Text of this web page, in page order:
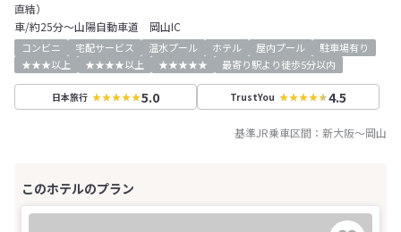
直結）
車/約25分～山陽自動車道 岡山IC
コンビニ 宅配サービス 温水プール ホテル 屋内プール
駐車場有り
★★★以上
★★★★以上 ★★★★★ 最寄り駅より徒歩5分以内
日本旅行 5.0 TrustYou 4.5
基準JR乗車区間： 新大阪～岡山